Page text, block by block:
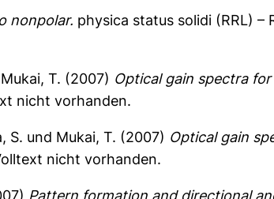
nonpolar. physica status solidi (RRL) –
Mukai, T. (2007) Optical gain spectra
nicht vorhanden.
S. und Mukai, T. (2007) Optical gain
nicht vorhanden.
Pattern formation and directional